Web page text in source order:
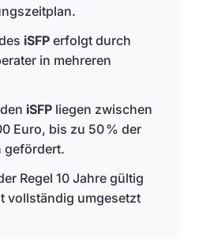
iSFP erfolgt durch
in mehreren
iSFP liegen zwischen
Euro, bis zu 50 % der
gefördert.
Regel 10 Jahre gültig
vollständig umgesetzt